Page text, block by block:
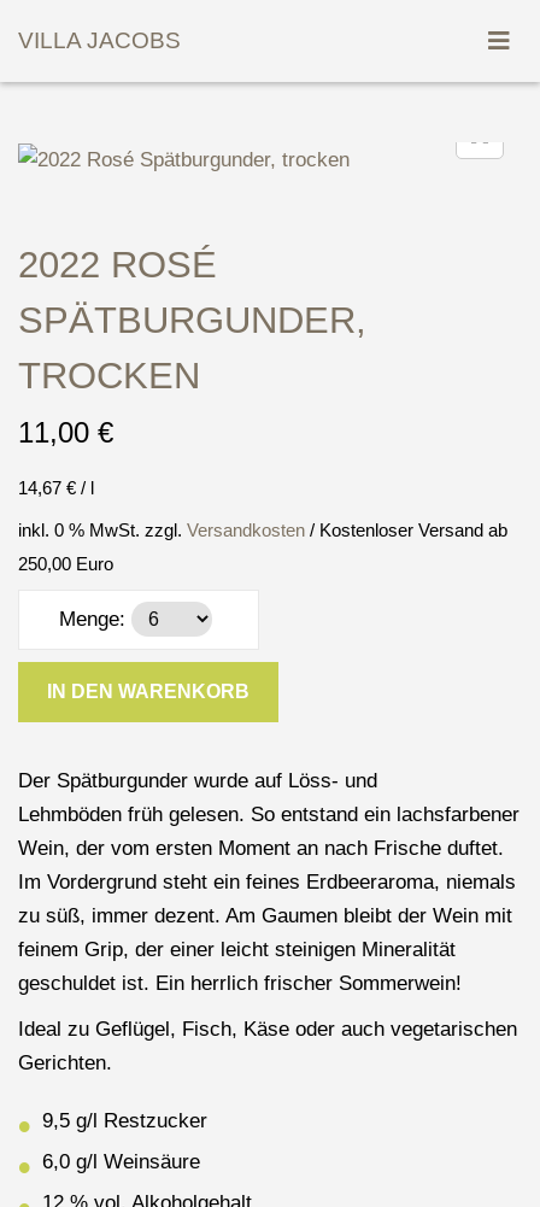
VILLA JACOBS
2022 ROSÉ
SPÄTBURGUNDER,
TROCKEN
11,00 €
14,67 € / l
inkl. 0 % MwSt. zzgl. Versandkosten / Kostenloser Versand ab
250,00 Euro
Menge:
IN DEN WARENKORB
Der Spätburgunder wurde auf Löss- und
Lehmböden früh gelesen. So entstand ein lachsfarbener
Wein, der vom ersten Moment an nach Frische duftet.
Im Vordergrund steht ein feines Erdbeeraroma, niemals
zu süß, immer dezent. Am Gaumen bleibt der Wein mit
feinem Grip, der einer leicht steinigen Mineralität
geschuldet ist. Ein herrlich frischer Sommerwein!
Ideal zu Geflügel, Fisch, Käse oder auch vegetarischen
Gerichten.
9,5 g/l Restzucker
6,0 g/l Weinsäure
12 % vol. Alkoholgehalt